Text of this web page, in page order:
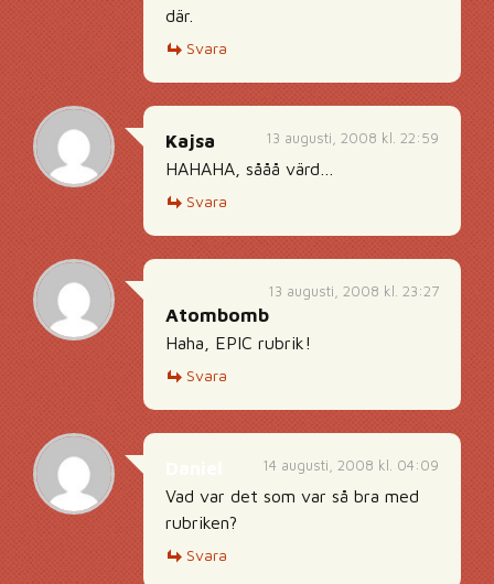
där.
Svara
13 augusti, 2008 kl. 22:59
Kajsa
HAHAHA, sååå värd…
Svara
13 augusti, 2008 kl. 23:27
Atombomb
Haha, EPIC rubrik!
Svara
14 augusti, 2008 kl. 04:09
Vad var det som var så bra med
rubriken?
Svara